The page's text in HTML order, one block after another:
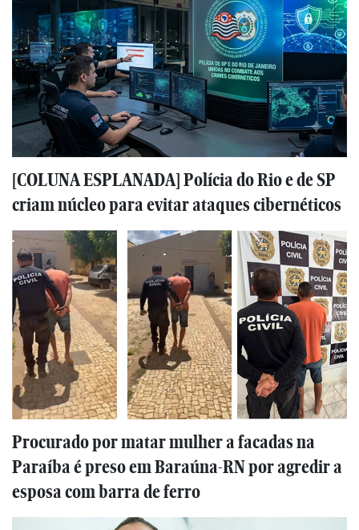
[COLUNA ESPLANADA] Polícia do Rio e de SP
criam núcleo para evitar ataques cibernéticos
Procurado por matar mulher a facadas na
Paraíba é preso em Baraúna-RN por agredir a
esposa com barra de ferro